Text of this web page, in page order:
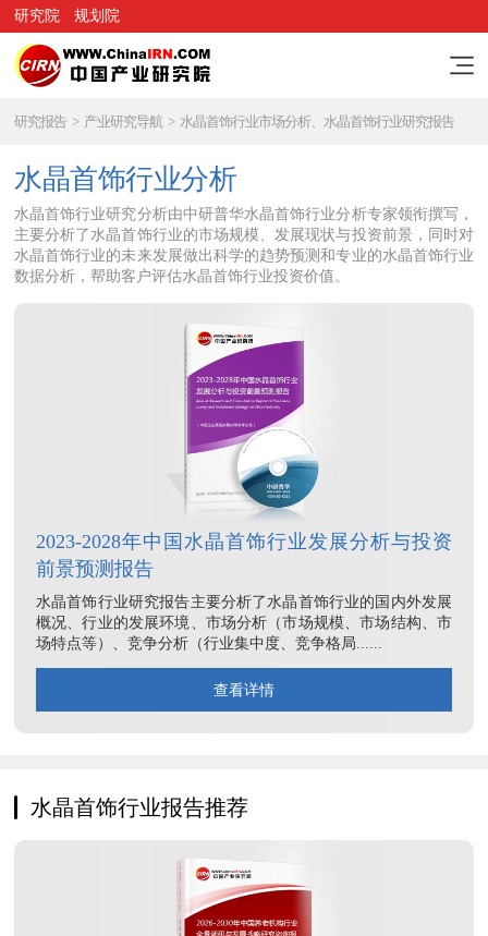
研究院 规划院
研究报告 > 产业研究导航 > 水晶首饰行业市场分析、水晶首饰行业研究报告
水晶首饰行业分析
水晶首饰行业研究分析由中研普华水晶首饰行业分析专家领衔撰写，
主要分析了水晶首饰行业的市场规模、发展现状与投资前景，同时对
水晶首饰行业的未来发展做出科学的趋势预测和专业的水晶首饰行业
数据分析，帮助客户评估水晶首饰行业投资价值。
2023-2028年中国水晶首饰行业发展分析与投资
前景预测报告
水晶首饰行业研究报告主要分析了水晶首饰行业的国内外发展
概况、行业的发展环境、市场分析（市场规模、市场结构、市
场特点等）、竞争分析（行业集中度、竞争格局......
查看详情
水晶首饰行业报告推荐